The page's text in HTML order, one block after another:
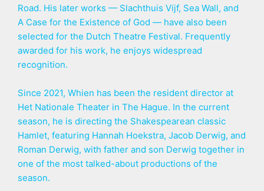
Road. His later works — Slachthuis Vijf, Sea Wall, and
A Case for the Existence of God — have also been
selected for the Dutch Theatre Festival. Frequently
awarded for his work, he enjoys widespread
recognition.
Since 2021, Whien has been the resident director at
Het Nationale Theater in The Hague. In the current
season, he is directing the Shakespearean classic
Hamlet, featuring Hannah Hoekstra, Jacob Derwig, and
Roman Derwig, with father and son Derwig together in
one of the most talked-about productions of the
season.